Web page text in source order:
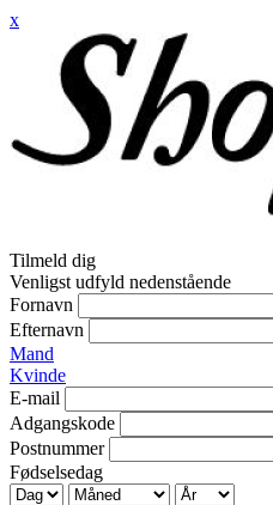
x
Tilmeld dig
Venligst udfyld nedenstående
Fornavn
Efternavn
Mand
Kvinde
E-mail
Adgangskode
Postnummer
Fødselsedag